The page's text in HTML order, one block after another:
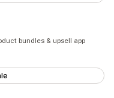
bundles & upsell app